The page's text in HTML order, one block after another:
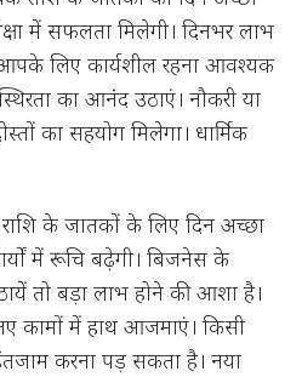
में सफलता मिलेगी। दिनभर लाभ
लिए कार्यशील रहना आवश्यक
का आनंद उठाएं। नौकरी या
का सहयोग मिलेगा। धार्मिक
के जातकों के लिए दिन अच्छा
में रूचि बढ़ेगी। बिजनेस के
तो बड़ा लाभ होने की आशा है।
कामों में हाथ आजमाएं। किसी
करना पड़ सकता है। नया